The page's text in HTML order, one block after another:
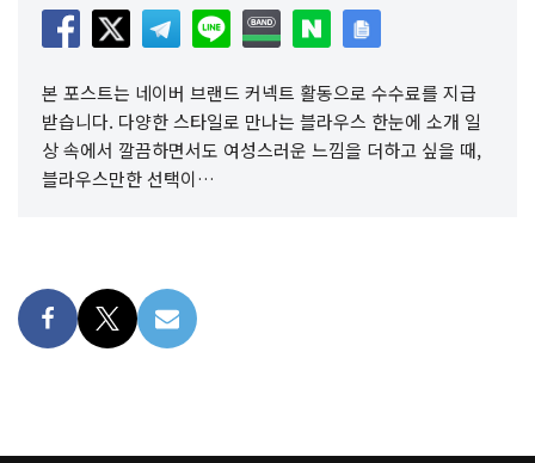
본 포스트는 네이버 브랜드 커넥트 활동으로 수수료를 지급
받습니다. 다양한 스타일로 만나는 블라우스 한눈에 소개 일
상 속에서 깔끔하면서도 여성스러운 느낌을 더하고 싶을 때,
블라우스만한 선택이…